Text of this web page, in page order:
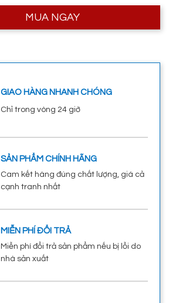
MUA NGAY
GIAO HÀNG NHANH CHÓNG
Chỉ trong vòng 24 giờ
SẢN PHẨM CHÍNH HÃNG
Cam kết hàng đúng chất lượng, giá cả
cạnh tranh nhất
MIỄN PHÍ ĐỔI TRẢ
Miễn phí đổi trả sản phẩm nếu bị lỗi do
nhà sản xuất